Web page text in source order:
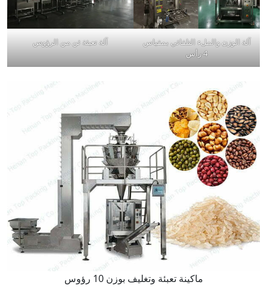
آلة تعبئة ثن من الرؤوس
آلة الوزن والملء التلقائي بمقياس
4 رأس
ماكينة تعبئة وتغليف بوزن 10 رؤوس